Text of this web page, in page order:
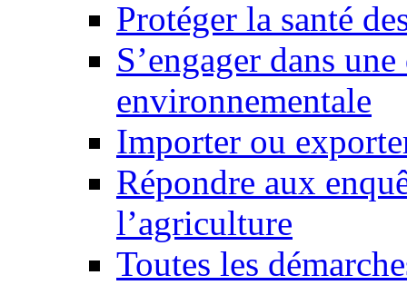
Protéger la santé
S’engager dans
environnementale
Importer ou
Répondre aux
l’agriculture
Toutes les